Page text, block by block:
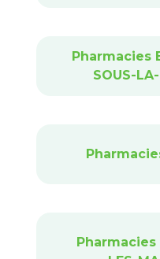
Pharmacies
SOUS-
Pharmacies